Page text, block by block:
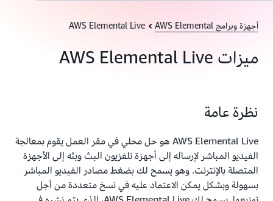
أجهزة وبرامج AWS Elemental AWS Elemental Live
ميزات AWS Elemental Live
نظرة عامة
AWS Elemental Live هو حل محلي في مقر العمل يقوم بمعالجة
الفيديو المباشر لإرساله إلى أجهزة تلفزيون البث وبثه إلى الأجهزة
المتصلة بالإنترنت. وهو يسمح لك بضغط مصادر الفيديو المباشر
بسهولة وبشكل يمكن الاعتماد عليه في نسخ متعددة من أجل